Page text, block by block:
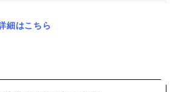
細はこちら